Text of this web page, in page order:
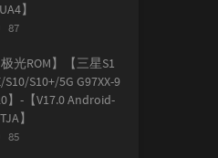
】
评
数：
87
极光ROM】【三星S1
S10/S10+/5G G97XX-9
】-【V17.0 Android-
】
评
85